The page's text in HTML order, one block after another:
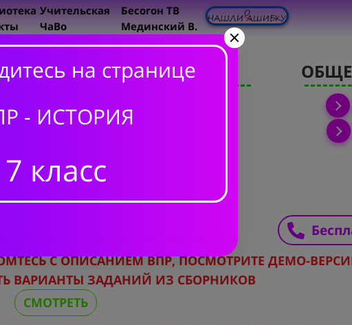
Учительская
ЧаВо
Бесогон ТВ
Мединский В.
ИСТОРИЯ
С ОПИСАНИЕМ ВПР,ПОСМОТРИТЕ ДЕМО-
ВАРИАНТЫ ЗАДАНИЙ ИЗ СБОРНИКОВ
СМОТРЕТЬ
на странице
- ИСТОРИЯ
7 класс